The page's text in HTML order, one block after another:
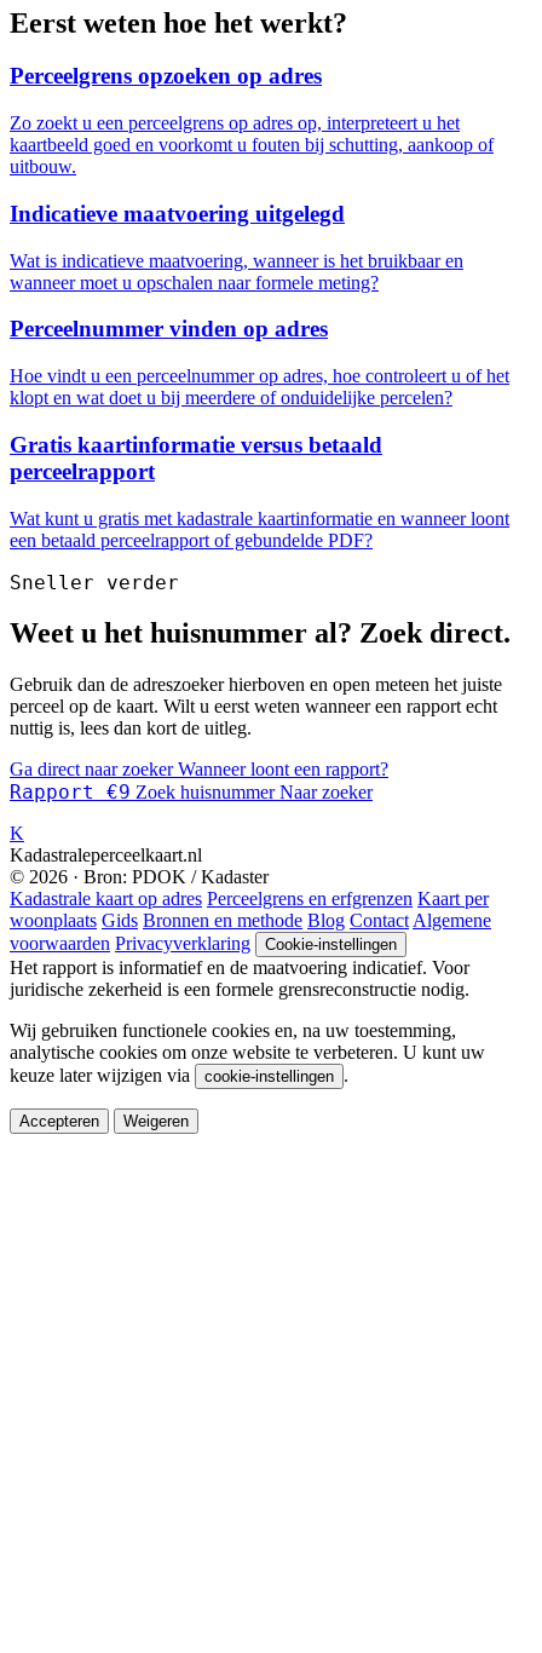
Eerst weten hoe het werkt?
Perceelgrens opzoeken op adres
Zo zoekt u een perceelgrens op adres op, interpreteert u het
kaartbeeld goed en voorkomt u fouten bij schutting, aankoop of
uitbouw.
Indicatieve maatvoering uitgelegd
Wat is indicatieve maatvoering, wanneer is het bruikbaar en
wanneer moet u opschalen naar formele meting?
Perceelnummer vinden op adres
Hoe vindt u een perceelnummer op adres, hoe controleert u of het
klopt en wat doet u bij meerdere of onduidelijke percelen?
Gratis kaartinformatie versus betaald
perceelrapport
Wat kunt u gratis met kadastrale kaartinformatie en wanneer loont
een betaald perceelrapport of gebundelde PDF?
Sneller verder
Weet u het huisnummer al? Zoek direct.
Gebruik dan de adreszoeker hierboven en open meteen het juiste
perceel op de kaart. Wilt u eerst weten wanneer een rapport echt
nuttig is, lees dan kort de uitleg.
Ga direct naar zoekerWanneer loont een rapport?
Rapport €9 Zoek huisnummer Naar zoeker
K
Kadastraleperceelkaart.nl
© 2026 · Bron: PDOK / Kadaster
Kadastrale kaart op adres Perceelgrens en erfgrenzen Kaart per
woonplaats Gids Bronnen en methode Blog Contact Algemene
voorwaarden Privacyverklaring Cookie-instellingen
Het rapport is informatief en de maatvoering indicatief. Voor
juridische zekerheid is een formele grensreconstructie nodig.
Wij gebruiken functionele cookies en, na uw toestemming,
analytische cookies om onze website te verbeteren. U kunt uw
keuze later wijzigen via
cookie-instellingen .
Accepteren Weigeren